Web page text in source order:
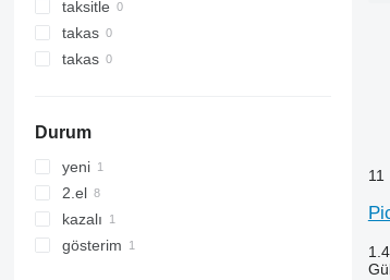
taksitle
takas
takas
Durum
yeni
2.el
kazalı
gösterim
11